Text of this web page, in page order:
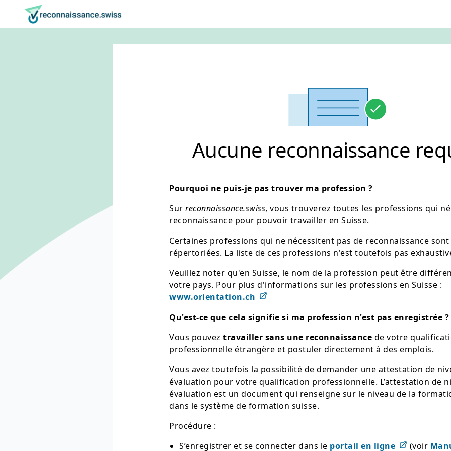
Naviguez sur reconnaissance.swiss
Aller au contenu
Réglage de la langue
Navigation principale
Retour à la page d'accueil
Aucune reconnaissance
Pourquoi ne puis-je pas trouver ma profession ?
Sur reconnaissance.swiss, vous trouverez toutes les professions qui
reconnaissance pour pouvoir travailler en Suisse.
Certaines professions qui ne nécessitent pas de reconnaissance
répertoriées. La liste de ces professions n'est toutefois pas
Veuillez noter qu'en Suisse, le nom de la profession peut être
votre pays. Pour plus d'informations sur les professions en Suisse :
www.orientation.ch
Qu'est-ce que cela signifie si ma profession n'est pas enregistrée ?
Vous pouvez travailler sans une reconnaissance de votre
professionnelle étrangère et postuler directement à des emplois.
Vous avez toutefois la possibilité de demander une attestation de
évaluation pour votre qualification professionnelle. L’attestation de
évaluation est un document qui renseigne sur le niveau de la
dans le système de formation suisse.
Procédure :
S’enregistrer et se connecter dans le portail en ligne (voir